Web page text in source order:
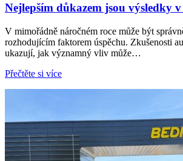
Nejlepším důkazem jsou výsledky
V mimořádně náročném roce může být
rozhodujícím faktorem úspěchu. Zkušenosti
ukazují, jak významný vliv může…
Přečtěte si více